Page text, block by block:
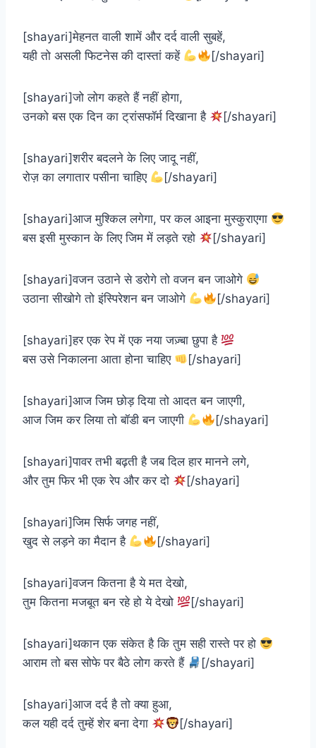
[shayari]मेहनत वाली शामें और दर्द वाली सुबहें,
यही तो असली फिटनेस की दास्तां कहें
[/shayari]
[shayari]जो लोग कहते हैं नहीं होगा,
उनको बस एक दिन का ट्रांसफॉर्म दिखाना है
[/shayari]
[shayari]शरीर बदलने के लिए जादू नहीं,
रोज़ का लगातार पसीना चाहिए
[/shayari]
[shayari]आज मुश्किल लगेगा, पर कल आइना मुस्कुराएगा
बस इसी मुस्कान के लिए जिम में लड़ते रहो
[/shayari]
[shayari]वजन उठाने से डरोगे तो वजन बन जाओगे
उठाना सीखोगे तो इंस्पिरेशन बन जाओगे
[/shayari]
[shayari]हर एक रेप में एक नया जज़्बा छुपा है
बस उसे निकालना आता होना चाहिए
[/shayari]
[shayari]आज जिम छोड़ दिया तो आदत बन जाएगी,
आज जिम कर लिया तो बॉडी बन जाएगी
[/shayari]
[shayari]पावर तभी बढ़ती है जब दिल हार मानने लगे,
और तुम फिर भी एक रेप और कर दो
[/shayari]
[shayari]जिम सिर्फ जगह नहीं,
खुद से लड़ने का मैदान है
[/shayari]
[shayari]वजन कितना है ये मत देखो,
तुम कितना मजबूत बन रहे हो ये देखो
[/shayari]
[shayari]थकान एक संकेत है कि तुम सही रास्ते पर हो
आराम तो बस सोफे पर बैठे लोग करते हैं
[/shayari]
[shayari]आज दर्द है तो क्या हुआ,
कल यही दर्द तुम्हें शेर बना देगा
[/shayari]